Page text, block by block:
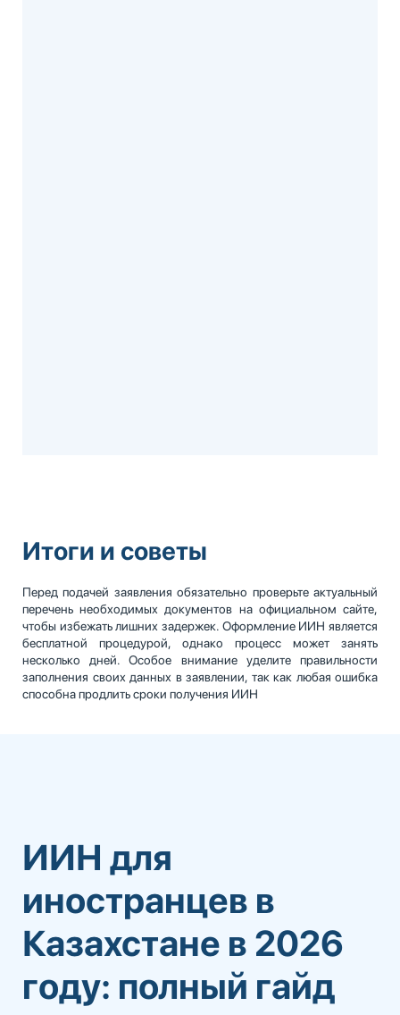
Итоги и советы
Перед подачей заявления обязательно проверьте актуальный
перечень необходимых документов на официальном сайте,
чтобы избежать лишних задержек. Оформление ИИН является
бесплатной процедурой, однако процесс может занять
несколько дней. Особое внимание уделите правильности
заполнения своих данных в заявлении, так как любая ошибка
способна продлить сроки получения ИИН
ИИН для
иностранцев в
Казахстане в 2026
году: полный гайд